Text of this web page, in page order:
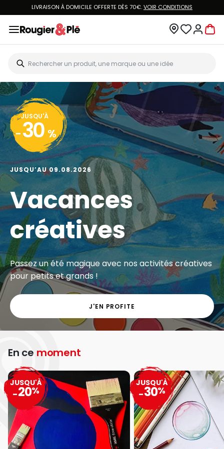
LIVRAISON À DOMICILE OFFERTE DÈS 70€.VOIR CONDITIONS
JUSQU'À
- 30 %
JUSQU’AU 09.08.2026
Vacances
créatives
Passez un été magique avec nos activités créatives
pour petits et grands !
J'EN PROFITE
En ce moment
JUSQU'À
-20%
JUSQU'À
-30%